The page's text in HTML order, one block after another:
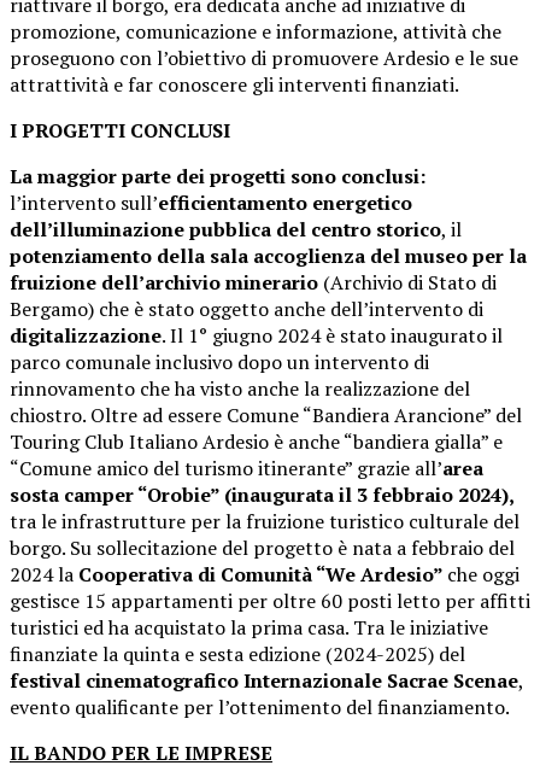
promozione, comunicazione e informazione, attività che
proseguono con l’obiettivo di promuovere Ardesio e le sue
attrattività e far conoscere gli interventi finanziati.
I PROGETTI CONCLUSI
La maggior parte dei progetti sono conclusi:
l’intervento sull’efficientamento energetico
dell’illuminazione pubblica del centro storico, il
potenziamento della sala accoglienza del museo per la
fruizione dell’archivio minerario (Archivio di Stato di
Bergamo) che è stato oggetto anche dell’intervento di
digitalizzazione. Il 1° giugno 2024 è stato inaugurato il
parco comunale inclusivo dopo un intervento di
rinnovamento che ha visto anche la realizzazione del
chiostro. Oltre ad essere Comune “Bandiera Arancione” del
Touring Club Italiano Ardesio è anche “bandiera gialla” e
“Comune amico del turismo itinerante” grazie all’area
sosta camper “Orobie” (inaugurata il 3 febbraio 2024),
tra le infrastrutture per la fruizione turistico culturale del
borgo. Su sollecitazione del progetto è nata a febbraio del
2024 la Cooperativa di Comunità “We Ardesio” che oggi
gestisce 15 appartamenti per oltre 60 posti letto per affitti
turistici ed ha acquistato la prima casa. Tra le iniziative
finanziate la quinta e sesta edizione (2024-2025) del
festival cinematografico Internazionale Sacrae Scenae,
evento qualificante per l’ottenimento del finanziamento.
IL BANDO PER LE IMPRESE